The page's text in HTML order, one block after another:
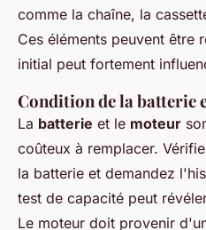
comme la chaîne, la
Ces éléments peuvent être
initial peut fortement
Condition de la batterie
La batterie et le moteur
coûteux à remplacer.
la batterie et demandez
test de capacité peut
Le moteur doit provenir